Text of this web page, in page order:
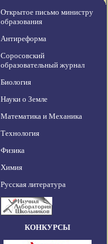
Открытое письмо министру
образования
Антиреформа
Соросовский
образовательный журнал
Биология
Науки о Земле
Математика и Механика
Технология
Физика
Химия
Русская литература
КОНКУРСЫ